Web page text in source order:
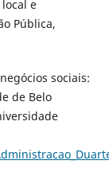
e
Pública,
sociais:
de Belo